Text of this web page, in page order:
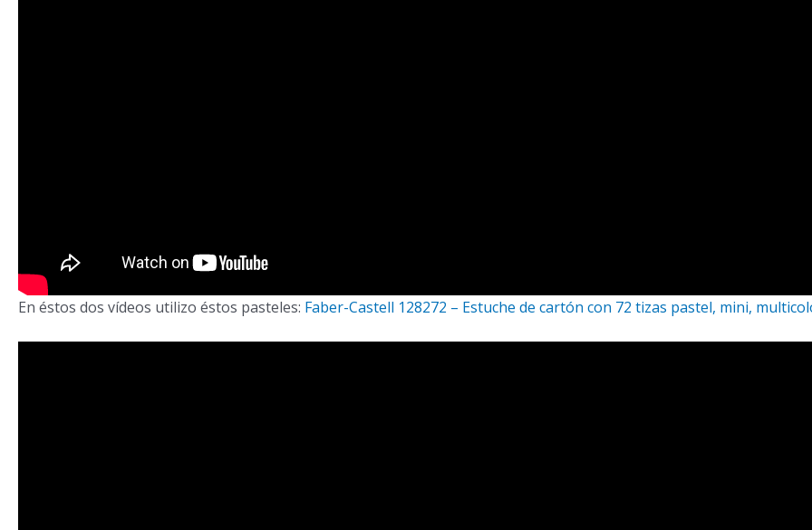
En éstos dos vídeos utilizo éstos pasteles: Faber-Castell 128272 – Estuche de cartón con 72 tizas pastel, mini,